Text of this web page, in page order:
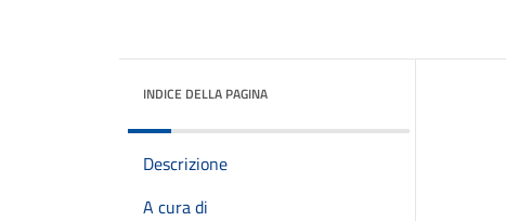
INDICE DELLA PAGINA
Descrizione
A cura di